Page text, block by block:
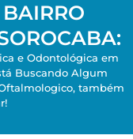
e Odontológica em
Buscando Algum
também